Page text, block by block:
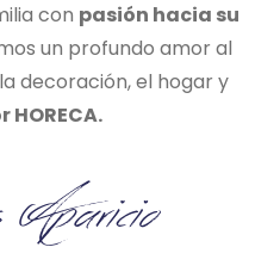
con pasión hacia su
un profundo amor al
decoración, el hogar y
HORECA.